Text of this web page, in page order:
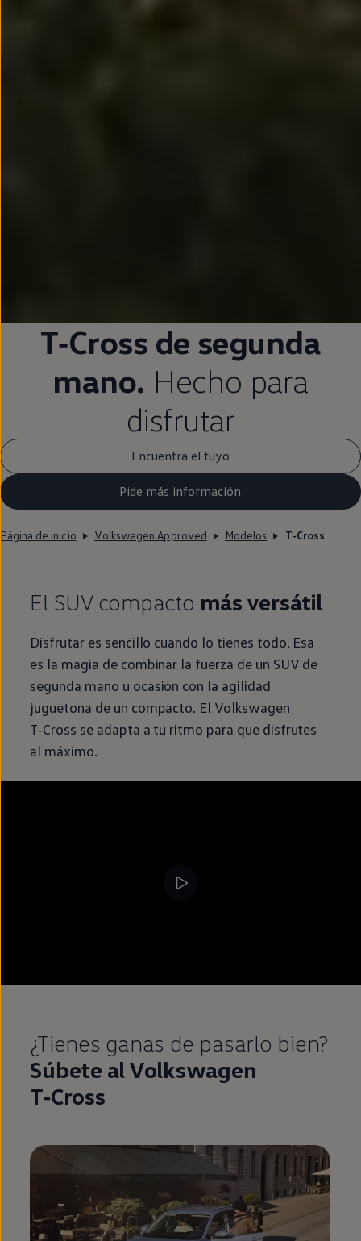
T‑Cross de segunda
mano. Hecho para
disfrutar
Encuentra el tuyo
Pide más información
Página de inicio Volkswagen Approved Modelos T-Cross
El SUV compacto más versátil
Disfrutar es sencillo cuando lo tienes todo. Esa
es la magia de combinar la fuerza de un SUV de
segunda mano u ocasión con la agilidad
juguetona de un compacto. El Volkswagen
T‑Cross se adapta a tu ritmo para que disfrutes
al máximo.
¿Tienes ganas de pasarlo bien?
Súbete alVolkswagen
T‑Cross